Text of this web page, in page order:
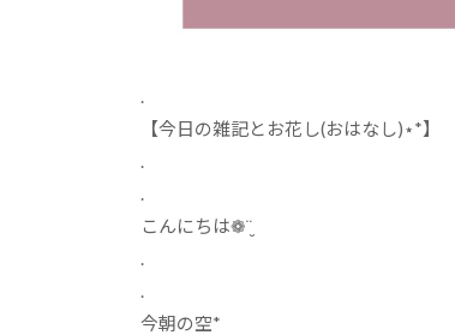
.
【今日の雑記とお花し(おはなし)⋆*】
.
.
こんにちは❁¨̮
.
.
今朝の空*